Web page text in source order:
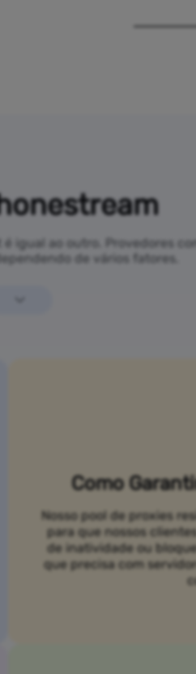
igual ao outro. Provedores
de vários fatores.
Como
Nosso pool de proxies
para que nossos
de inatividade ou
que precisa com